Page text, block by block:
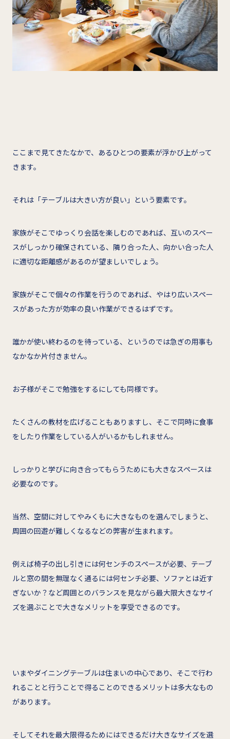
ここまで見てきたなかで、あるひとつの要素が浮かび上がって
きます。
それは「テーブルは大きい方が良い」という要素です。
家族がそこでゆっくり会話を楽しむのであれば、互いのスペー
スがしっかり確保されている、隣り合った人、向かい合った人
に適切な距離感があるのが望ましいでしょう。
家族がそこで個々の作業を行うのであれば、やはり広いスペー
スがあった方が効率の良い作業ができるはずです。
誰かが使い終わるのを待っている、というのでは急ぎの用事も
なかなか片付きません。
お子様がそこで勉強をするにしても同様です。
たくさんの教材を広げることもありますし、そこで同時に食事
をしたり作業をしている人がいるかもしれません。
しっかりと学びに向き合ってもらうためにも大きなスペースは
必要なのです。
当然、空間に対してやみくもに大きなものを選んでしまうと、
周囲の回遊が難しくなるなどの弊害が生まれます。
例えば椅子の出し引きには何センチのスペースが必要、テーブ
ルと窓の間を無理なく通るには何センチ必要、ソファとは近す
ぎないか？など周囲とのバランスを見ながら最大限大きなサイ
ズを選ぶことで大きなメリットを享受できるのです。
いまやダイニングテーブルは住まいの中心であり、そこで行わ
れることと行うことで得ることのできるメリットは多大なもの
があります。
そしてそれを最大限得るためにはできるだけ大きなサイズを選